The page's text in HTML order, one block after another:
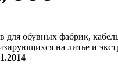
для обувных фабрик,
на литье и